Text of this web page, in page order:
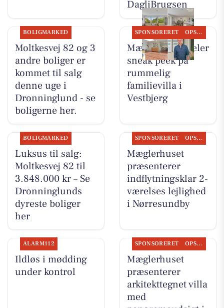
DagliBrugsen
BOLIGMARKED
Moltkesvej 82 og 3
andre boliger er
kommet til salg
denne uge i
Dronninglund - se
boligerne her.
SPONSORERET OPSLAGSTAVLEN
Mæglerhuset deler
sneak peek på
rummelig
familievilla i
Vestbjerg
BOLIGMARKED
Luksus til salg:
Moltkesvej 82 til
3.848.000 kr – Se
Dronninglunds
dyreste boliger
her
SPONSORERET OPSLAGSTAVLEN
Mæglerhuset
præsenterer
indflytningsklar 2-
værelses lejlighed
i Nørresundby
ALARM112
Ildløs i mødding
under kontrol
SPONSORERET OPSLAGSTAVLEN
Mæglerhuset
præsenterer
arkitekttegnet villa
med